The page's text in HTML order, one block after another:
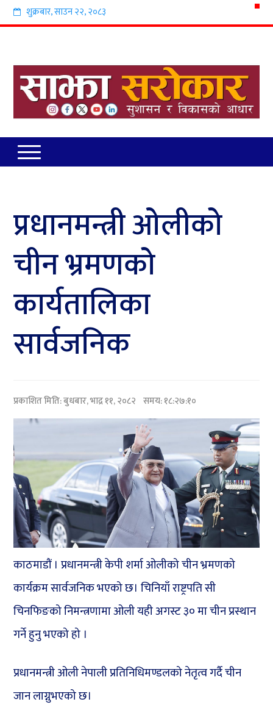
शुक्रबार,साउन२२,२०८३
प्रधानमन्त्री ओलीको
चीन भ्रमणको
कार्यतालिका
सार्वजनिक
प्रकाशित मिति:बुधबार, भाद्र ११, २०८२ समय: १८:२७:१०
काठमाडौं । प्रधानमन्त्री केपी शर्मा ओलीको चीन भ्रमणको
कार्यक्रम सार्वजनिक भएको छ। चिनियाँ राष्ट्रपति सी
चिनफिङको निमन्त्रणामा ओली यही अगस्ट ३० मा चीन प्रस्थान
गर्ने हुनु भएको हो ।
प्रधानमन्त्री ओली नेपाली प्रतिनिधिमण्डलको नेतृत्व गर्दै चीन
जान लाग्नुभएको छ।